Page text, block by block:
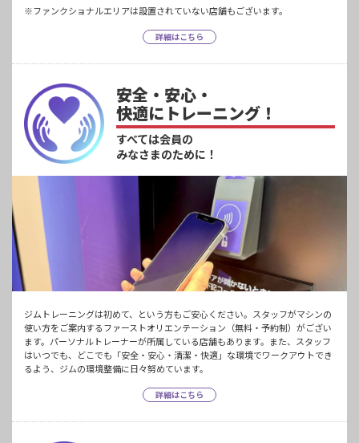
※ファンクショナルエリアは設置されていない店舗もございます。
詳細はこちら
安全・安心・
快適にトレーニング！
すべては会員の
みなさまのために！
ジムトレーニングは初めて、という方もご安心ください。スタッフがマシンの
使い方をご案内するファーストオリエンテーション（無料・予約制）がござい
ます。パーソナルトレーナーが所属している店舗もあります。また、スタッフ
はいつでも、どこでも「安全・安心・清潔・快適」な環境でワークアウトでき
るよう、ジムの環境整備に日々努めています。
詳細はこちら